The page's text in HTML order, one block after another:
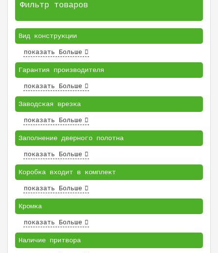
Фильтр товаров
Вид конструкции
показать Больше
Гарантия производителя
показать Больше
Заводская врезка
показать Больше
Заполнение дверного полотна
показать Больше
Коробка входит в комплект
показать Больше
Кромка
показать Больше
Наличие притвора